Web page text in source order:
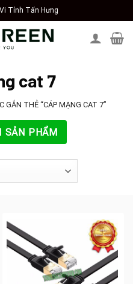
Tính Tấn Hưng
cat 7
GẮN THẺ “CÁP MẠNG CAT 7”
SẢN PHẨM